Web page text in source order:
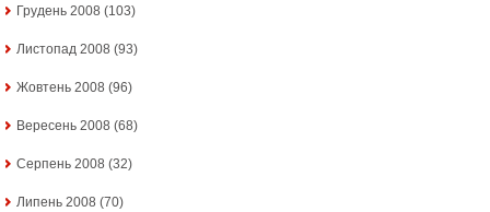
Грудень 2008 (103)
Листопад 2008 (93)
Жовтень 2008 (96)
Вересень 2008 (68)
Серпень 2008 (32)
Липень 2008 (70)